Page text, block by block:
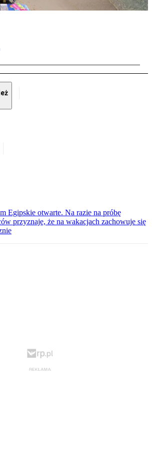
Egipskie otwarte. Na razie na próbę
przyznaje, że na wakacjach zachowuje się